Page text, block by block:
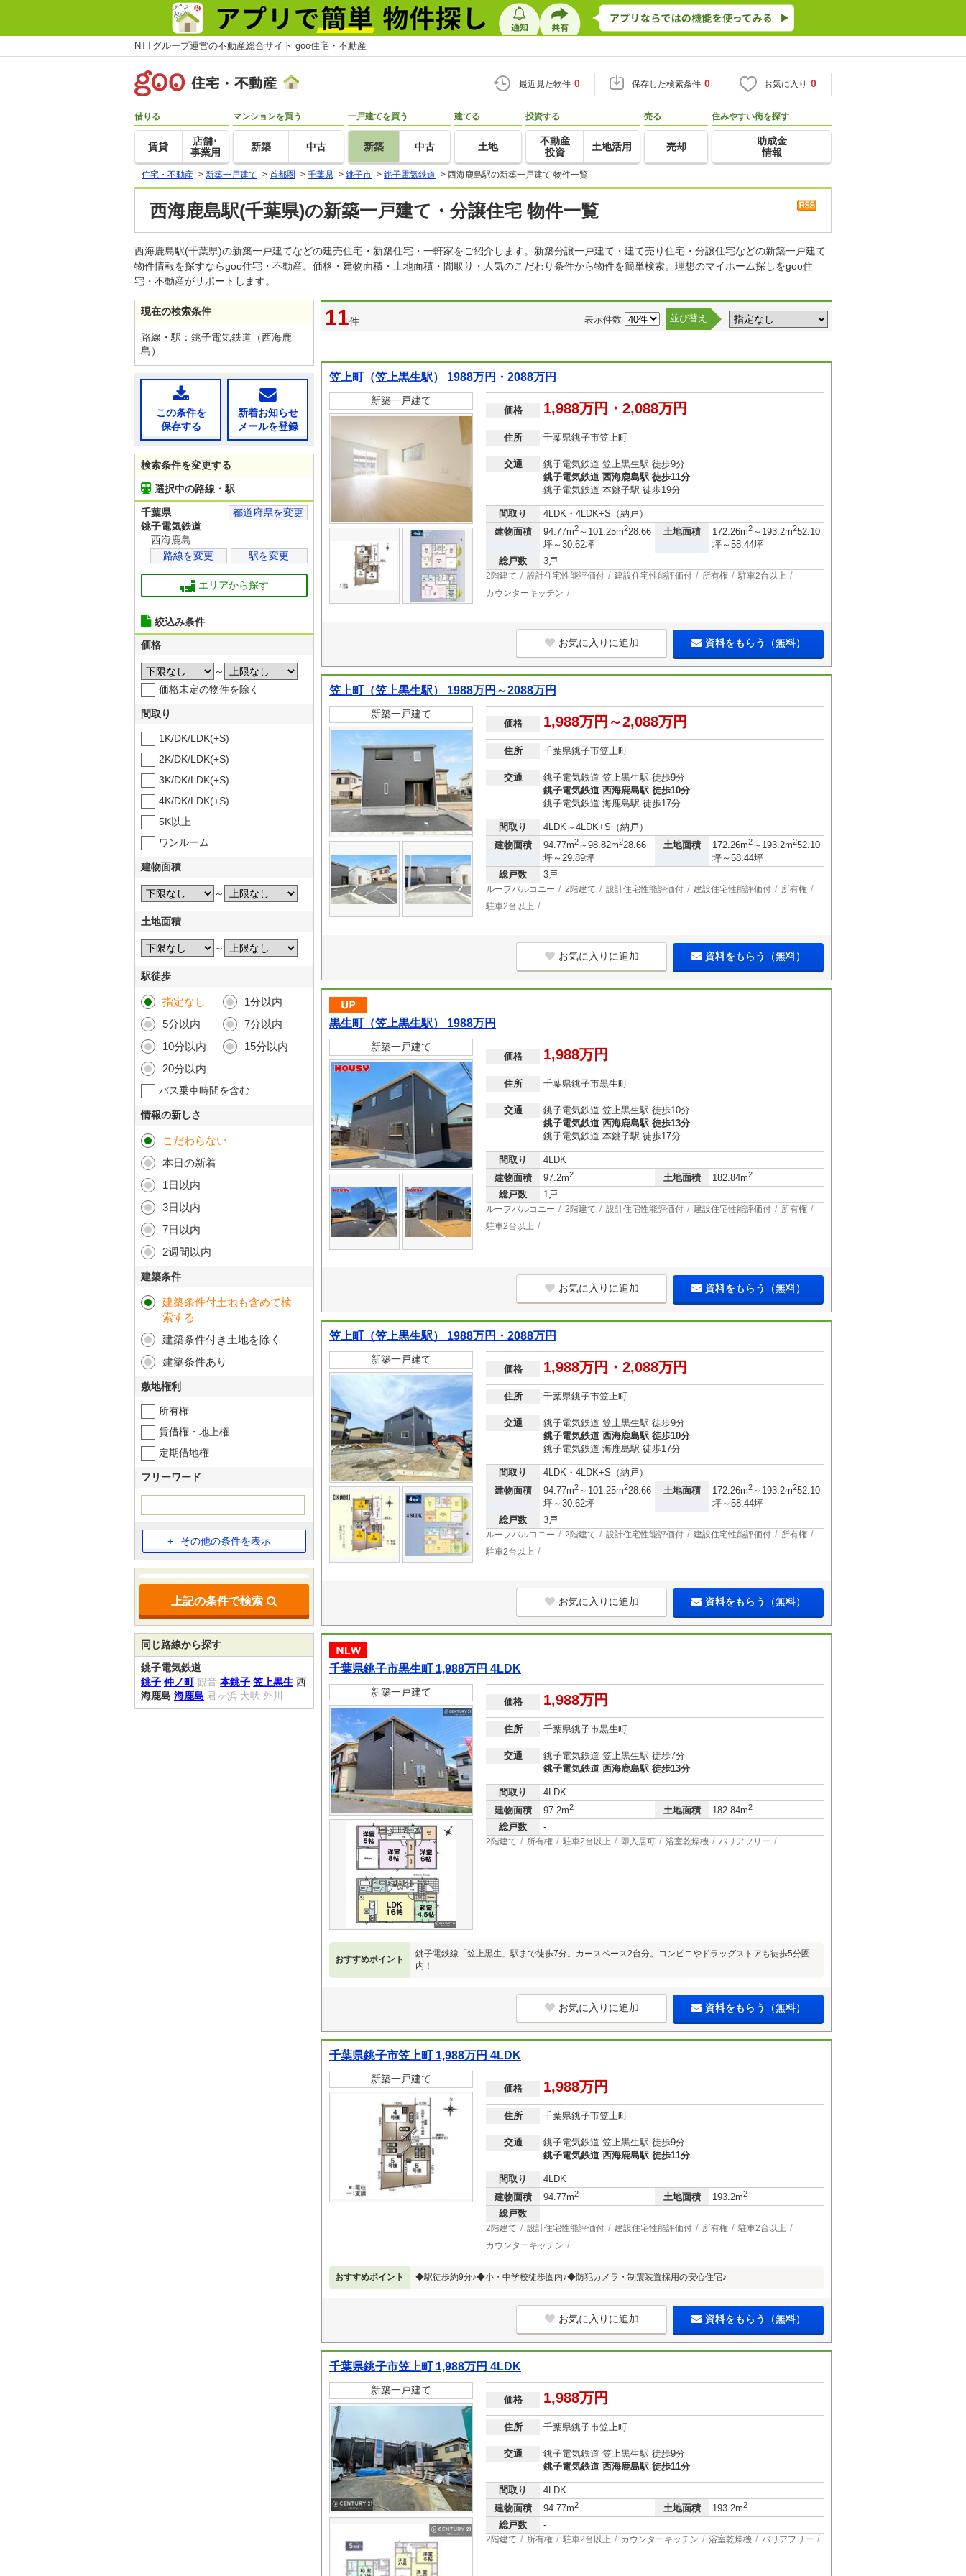
NTTグループ運営の不動産総合サイト goo住宅・不動産
最近見た物件 0 保存した検索条件 0 お気に入り 0
借りる
賃貸
店舗･
事業用
マンションを買う
新築 中古
一戸建てを買う
新築 中古
建てる
土地
投資する
不動産
投資
土地活用
売る
売却
住みやすい街を探す
助成金
情報
住宅・不動産 > 新築一戸建て > 首都圏 > 千葉県 > 銚子市 > 銚子電気鉄道 > 西海鹿島駅の新築一戸建て 物件一覧
西海鹿島駅(千葉県)の新築一戸建て・分譲住宅 物件一覧
西海鹿島駅(千葉県)の新築一戸建てなどの建売住宅・新築住宅・一軒家をご紹介します。新築分譲一戸建て・建て売り住宅・分譲住宅などの新築一戸建て
物件情報を探すならgoo住宅・不動産。価格・建物面積・土地面積・間取り・人気のこだわり条件から物件を簡単検索。理想のマイホーム探しをgoo住
宅・不動産がサポートします。
11件 表示件数 並び替え
笠上町（笠上黒生駅） 1988万円・2088万円
新築一戸建て
価格 1,988万円・2,088万円
住所 千葉県銚子市笠上町
交通
銚子電気鉄道 笠上黒生駅 徒歩9分
銚子電気鉄道 西海鹿島駅 徒歩11分
銚子電気鉄道 本銚子駅 徒歩19分
間取り
4LDK・4LDK+S（納戸）
建物面積
94.77m2～101.25m228.66
坪～30.62坪
土地面積 172.26m2～193.2m252.10
坪～58.44坪
総戸数
3戸
2階建て 設計住宅性能評価付 建設住宅性能評価付 所有権
駐車2台以上
カウンターキッチン
お気に入りに追加 資料をもらう（無料）
笠上町（笠上黒生駅） 1988万円～2088万円
新築一戸建て
価格 1,988万円～2,088万円
住所 千葉県銚子市笠上町
交通
銚子電気鉄道 笠上黒生駅 徒歩9分
銚子電気鉄道 西海鹿島駅 徒歩10分
銚子電気鉄道 海鹿島駅 徒歩17分
間取り
4LDK～4LDK+S（納戸）
建物面積
94.77m2～98.82m228.66
坪～29.89坪
土地面積 172.26m2～193.2m252.10
坪～58.44坪
総戸数
3戸
ルーフバルコニー 2階建て 設計住宅性能評価付 建設住宅性能評価付
所有権
駐車2台以上
お気に入りに追加 資料をもらう（無料）
黒生町（笠上黒生駅） 1988万円
新築一戸建て
価格 1,988万円
住所 千葉県銚子市黒生町
交通
銚子電気鉄道 笠上黒生駅 徒歩10分
銚子電気鉄道 西海鹿島駅 徒歩13分
銚子電気鉄道 本銚子駅 徒歩17分
間取り
4LDK
建物面積
97.2m2 土地面積 182.84m2
総戸数 1戸
ルーフバルコニー 2階建て 設計住宅性能評価付 建設住宅性能評価付
所有権
駐車2台以上
お気に入りに追加 資料をもらう（無料）
笠上町（笠上黒生駅） 1988万円・2088万円
新築一戸建て
価格 1,988万円・2,088万円
住所 千葉県銚子市笠上町
交通
銚子電気鉄道 笠上黒生駅 徒歩9分
銚子電気鉄道 西海鹿島駅 徒歩10分
銚子電気鉄道 海鹿島駅 徒歩17分
間取り
4LDK・4LDK+S（納戸）
建物面積
94.77m2～101.25m228.66
坪～30.62坪
土地面積 172.26m2～193.2m252.10
坪～58.44坪
総戸数
3戸
ルーフバルコニー 2階建て 設計住宅性能評価付 建設住宅性能評価付
所有権
駐車2台以上
お気に入りに追加 資料をもらう（無料）
千葉県銚子市黒生町 1,988万円 4LDK
新築一戸建て
価格 1,988万円
住所 千葉県銚子市黒生町
交通
銚子電気鉄道 笠上黒生駅 徒歩7分
銚子電気鉄道 西海鹿島駅 徒歩13分
間取り
4LDK
建物面積
97.2m2 土地面積 182.84m2
総戸数 -
2階建て 所有権 駐車2台以上 即入居可 浴室乾燥機 バリアフリー
おすすめポイント
銚子電鉄線「笠上黒生」駅まで徒歩7分。カースペース2台分。コンビニやドラッグストアも徒歩5分圏
内！
お気に入りに追加 資料をもらう（無料）
千葉県銚子市笠上町 1,988万円 4LDK
新築一戸建て
価格 1,988万円
住所 千葉県銚子市笠上町
交通
銚子電気鉄道 笠上黒生駅 徒歩9分
銚子電気鉄道 西海鹿島駅 徒歩11分
間取り
4LDK
建物面積
94.77m2 土地面積 193.2m2
総戸数 -
2階建て 設計住宅性能評価付 建設住宅性能評価付 所有権
駐車2台以上
カウンターキッチン
おすすめポイント ◆駅徒歩約9分♪◆小・中学校徒歩圏内♪◆防犯カメラ・制震装置採用の安心住宅♪
お気に入りに追加 資料をもらう（無料）
千葉県銚子市笠上町 1,988万円 4LDK
新築一戸建て
価格 1,988万円
住所 千葉県銚子市笠上町
交通
銚子電気鉄道 笠上黒生駅 徒歩9分
銚子電気鉄道 西海鹿島駅 徒歩11分
間取り
4LDK
建物面積
94.77m2 土地面積 193.2m2
総戸数 -
2階建て 所有権 駐車2台以上 カウンターキッチン 浴室乾燥機 バリアフリー
現在の検索条件
路線・駅：銚子電気鉄道（西海鹿
島）
この条件を
保存する
新着お知らせ
メールを登録
検索条件を変更する
選択中の路線・駅
千葉県
都道府県を変更
銚子電気鉄道
西海鹿島
路線を変更
駅を変更
エリアから探す
絞込み条件
価格
～
価格未定の物件を除く
間取り
1K/DK/LDK(+S)
2K/DK/LDK(+S)
3K/DK/LDK(+S)
4K/DK/LDK(+S)
5K以上
ワンルーム
建物面積
～
土地面積
～
駅徒歩
指定なし
1分以内
5分以内
7分以内
10分以内
15分以内
20分以内
バス乗車時間を含む
情報の新しさ
こだわらない
本日の新着
1日以内
3日以内
7日以内
2週間以内
建築条件
建築条件付土地も含めて検
索する
建築条件付き土地を除く
建築条件あり
敷地権利
所有権
賃借権・地上権
定期借地権
フリーワード
その他の条件を表示
上記の条件で検索
同じ路線から探す
銚子電気鉄道
銚子 仲ノ町 観音 本銚子 笠上黒生 西
海鹿島 海鹿島 君ヶ浜 犬吠 外川